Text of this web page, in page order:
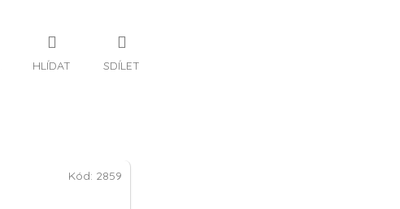
HLÍDAT SDÍLET
Kód: 2859